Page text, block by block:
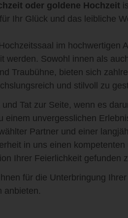
oder goldene Hochzeit
Ihr Glück und das leibliche
im hochwertigen
werden. Sowohl innen als
Traubühne, bieten sich
und stilvoll zu
Tat zur Seite, wenn es
einem unvergesslichen
Partner und einer
in uns einen
Ihrer Feierlichkeit gefunden
für die Unterbringung
anbieten.